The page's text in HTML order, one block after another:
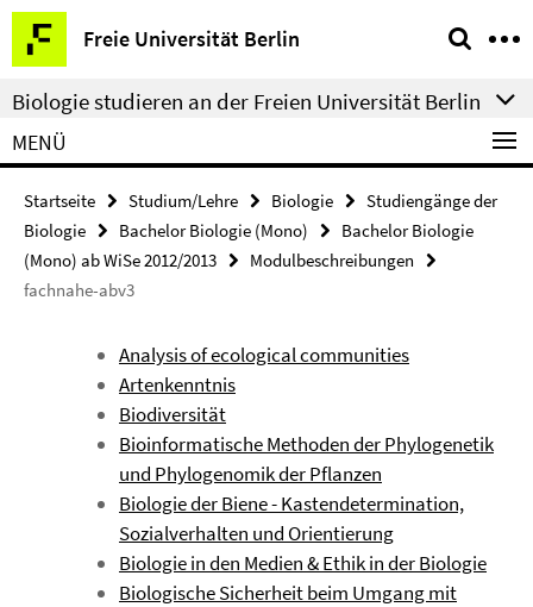
Springe
direkt
zu
Inhalt
Freie Universität Berlin
Service-
Navigation
Biologie studieren an der Freien Universität Berlin
MENÜ
Startseite Studium/Lehre Biologie
Studiengänge der
Biologie
Bachelor Biologie (Mono)
Bachelor Biologie
(Mono) ab WiSe 2012/2013
Modulbeschreibungen
fachnahe-abv3
Analysis of ecological communities
Artenkenntnis
Biodiversität
Bioinformatische Methoden der Phylogenetik
und Phylogenomik der Pflanzen
Biologie der Biene - Kastendetermination,
Sozialverhalten und Orientierung
Biologie in den Medien & Ethik in der Biologie
Biologische Sicherheit beim Umgang mit